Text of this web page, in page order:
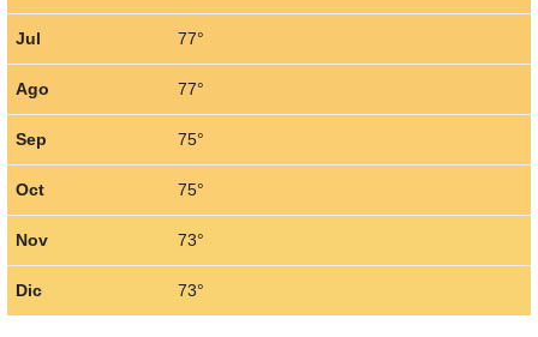
Jul 77°
Ago 77°
Sep 75°
Oct 75°
Nov 73°
Dic 73°